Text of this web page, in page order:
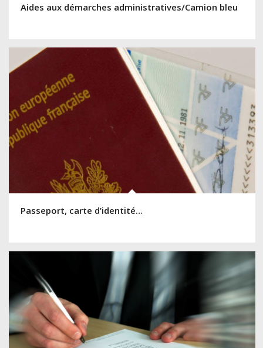
Aides aux démarches administratives/Camion bleu
Passeport, carte d’identité…